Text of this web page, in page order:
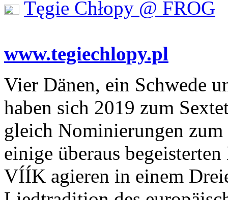
Tęgie Chłopy @ FROG
www.tegiechlopy.pl
Vier Dänen, ein Schwede
haben sich 2019 zum
gleich Nominierungen
einige überaus
VÍÍK agieren in einem